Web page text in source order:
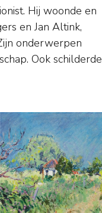
Hij woonde en
en Jan Altink,
onderwerpen
Ook schilderde
het leven op straat
werden na